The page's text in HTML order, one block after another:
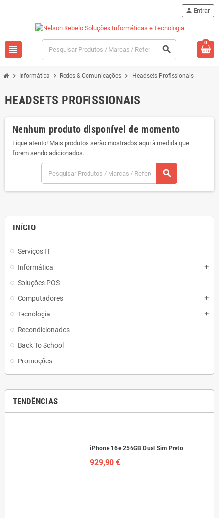
view_headline search
person Entrar
0
chevron_right Informática chevron_right Redes & Comunicações chevron_right Headsets Profissionais
INÍCIO
Serviços IT
Informática
add
Soluções POS
Computadores
add
Tecnologia add
Recondicionados
Back To School
Promoções
TENDÊNCIAS
iPhone 16e 256GB Dual Sim Preto
929,90 €
HEADSETS PROFISSIONAIS
Nenhum produto disponível de momento
Fique atento! Mais produtos serão mostrados aqui à medida que
forem sendo adicionados.
search